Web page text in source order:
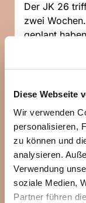
Diese Webseite
Wir verwenden
personalisieren,
zu können und
analysieren.
Verwendung
soziale Medien,
Partner führen
Der JK 26
zwei
geplant